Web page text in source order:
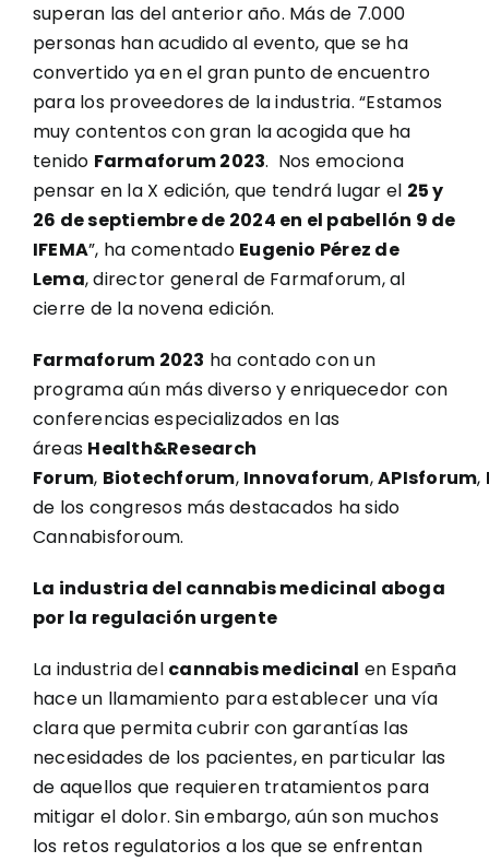
superan las del anterior año. Más de 7.000
personas han acudido al evento, que se ha
convertido ya en el gran punto de encuentro
para los proveedores de la industria. “Estamos
muy contentos con gran la acogida que ha
tenido Farmaforum 2023. Nos emociona
pensar en la X edición, que tendrá lugar el 25 y
26 de septiembre de 2024 en el pabellón 9 de
IFEMA”, ha comentado Eugenio Pérez de
Lema, director general de Farmaforum, al
cierre de la novena edición.
Farmaforum 2023 ha contado con un
programa aún más diverso y enriquecedor con
conferencias especializados en las
áreas Health&Research
Forum, Biotechforum, Innovaforum,APIsforum,
de los congresos más destacados ha sido
Cannabisforoum.
La industria del cannabis medicinal aboga
por la regulación urgente
La industria del cannabis medicinal en España
hace un llamamiento para establecer una vía
clara que permita cubrir con garantías las
necesidades de los pacientes, en particular las
de aquellos que requieren tratamientos para
mitigar el dolor. Sin embargo, aún son muchos
los retos regulatorios a los que se enfrentan